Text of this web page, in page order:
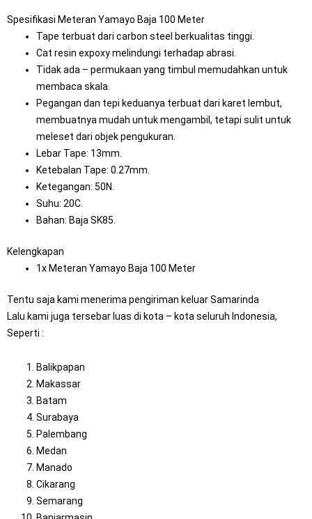
Spesifikasi Meteran Yamayo Baja 100 Meter
Tape terbuat dari carbon steel berkualitas tinggi.
Cat resin expoxy melindungi terhadap abrasi.
Tidak ada – permukaan yang timbul memudahkan untuk
membaca skala.
Pegangan dan tepi keduanya terbuat dari karet lembut,
membuatnya mudah untuk mengambil, tetapi sulit untuk
meleset dari objek pengukuran.
Lebar Tape: 13mm.
Ketebalan Tape: 0.27mm.
Ketegangan: 50N.
Suhu: 20C.
Bahan: Baja SK85.
Kelengkapan
1x Meteran Yamayo Baja 100 Meter
Tentu saja kami menerima pengiriman keluar Samarinda
Lalu kami juga tersebar luas di kota – kota seluruh Indonesia,
Seperti :
Balikpapan
Makassar
Batam
Surabaya
Palembang
Medan
Manado
Cikarang
Semarang